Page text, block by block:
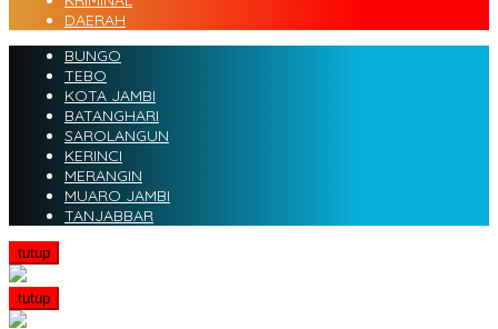
DAERAH
BUNGO
TEBO
KOTA JAMBI
BATANGHARI
SAROLANGUN
KERINCI
MERANGIN
MUARO JAMBI
TANJABBAR
tutup
tutup